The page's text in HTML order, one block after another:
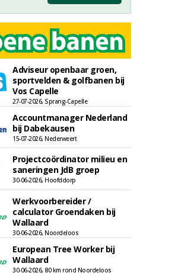
Adviseur openbaar groen,
sportvelden & golfbanen bij
Vos Capelle
27-07-2026, Sprang-Capelle
Accountmanager Nederland
bij Dabekausen
15-07-2026, Nederweert
Projectcoördinator milieu en
saneringen JdB groep
30-06-2026, Hoofddorp
Werkvoorbereider /
calculator Groendaken bij
Wallaard
30-06-2026, Noordeloos
European Tree Worker bij
Wallaard
30-06-2026, 80 km rond Noordeloos